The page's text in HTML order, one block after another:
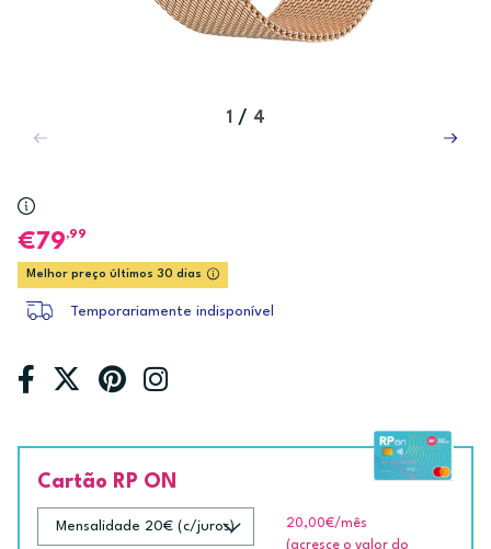
1 / 4
79,99
Melhor preço últimos 30 dias
Temporariamente indisponível
Cartão RP ON
20,00€/mês
(acresce o valor do